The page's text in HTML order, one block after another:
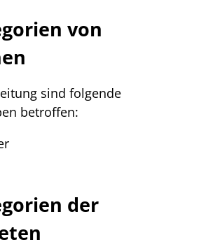
von
sind folgende
betroffen:
der